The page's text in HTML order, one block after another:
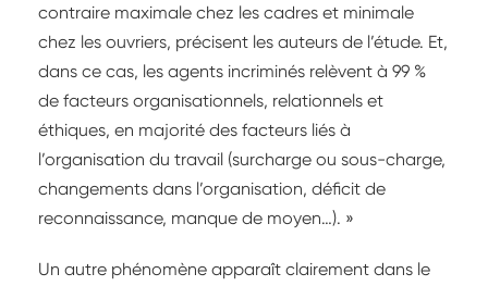
contraire maximale chez les cadres et minimale
chez les ouvriers, précisent les auteurs de l’étude. Et,
dans ce cas, les agents incriminés relèvent à 99 %
de facteurs organisationnels, relationnels et
éthiques, en majorité des facteurs liés à
l’organisation du travail (surcharge ou sous-charge,
changements dans l’organisation, déficit de
reconnaissance, manque de moyen…). »
Un autre phénomène apparaît clairement dans le